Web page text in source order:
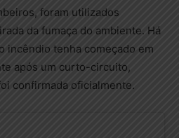
foram utilizados
da fumaça do ambiente. Há
incêndio tenha começado em
após um curto-circuito,
confirmada oficialmente.